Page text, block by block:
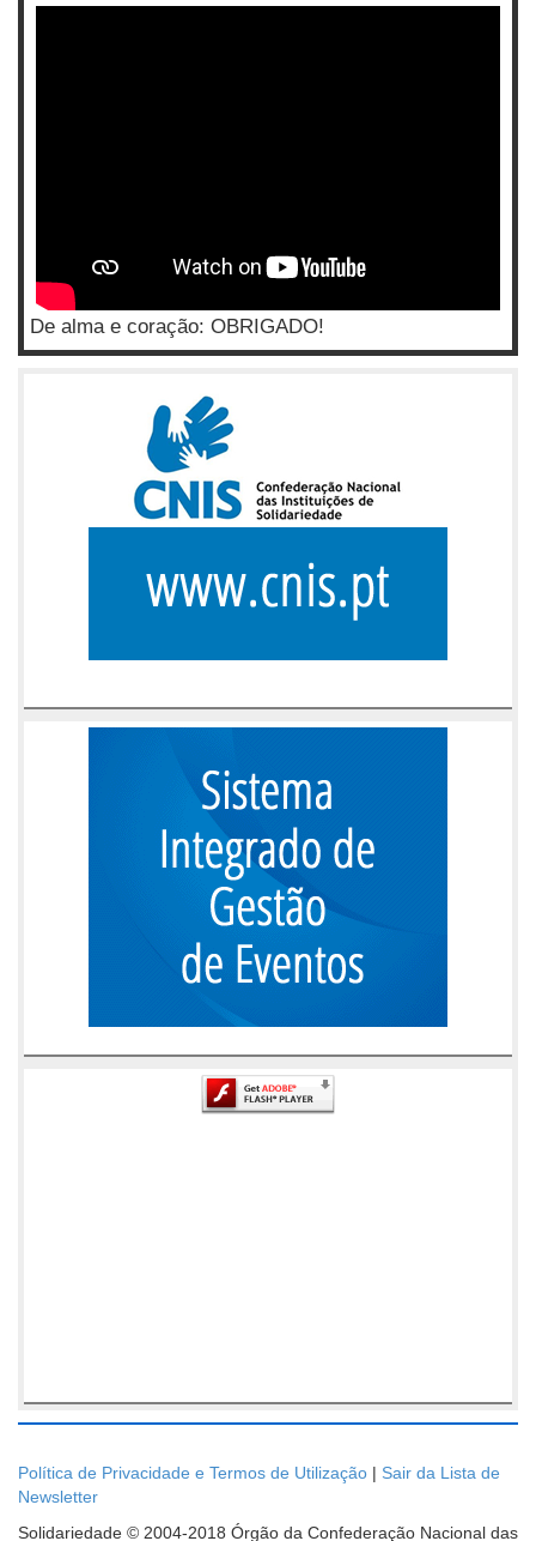
De alma e coração: OBRIGADO!
Política de Privacidade e Termos de Utilização | Sair da Lista de
Newsletter
Solidariedade © 2004-2018 Órgão da Confederação Nacional das